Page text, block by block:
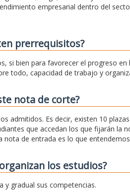
empresarial dentro del
prerrequisitos?
si bien para favorecer el progreso
todo, capacidad de trabajo y
nota de corte?
admitidos. Es decir, existen 10
que accedan los que fijarán la
de entrada es lo que
los estudios?
y gradual sus competencias.